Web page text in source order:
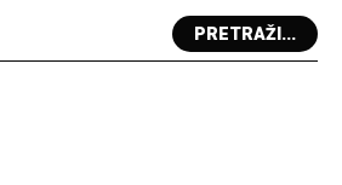
PRETRAŽI...